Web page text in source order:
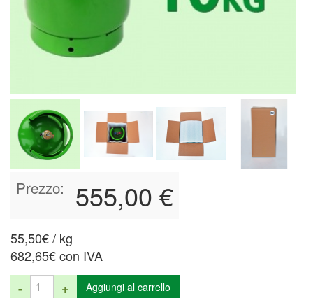
Prezzo: 555,00 €
55,50€ / kg
682,65€ con IVA
-
+ Aggiungi al carrello